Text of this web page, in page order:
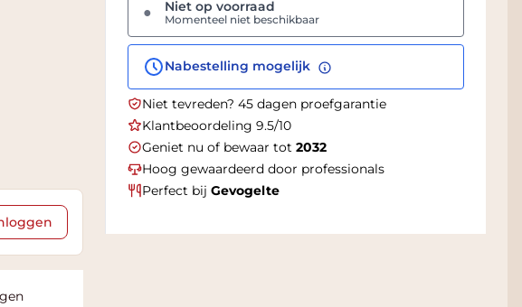
● Niet op voorraad
Momenteel niet beschikbaar
Nabestelling mogelijk
Niet tevreden? 45 dagen proefgarantie
Klantbeoordeling 9.5/10
Geniet nu of bewaar tot 2032
Hoog gewaardeerd door professionals
Perfect bij Gevogelte